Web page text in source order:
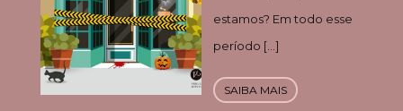
estamos? Em todo esse
período […]
SAIBA MAIS